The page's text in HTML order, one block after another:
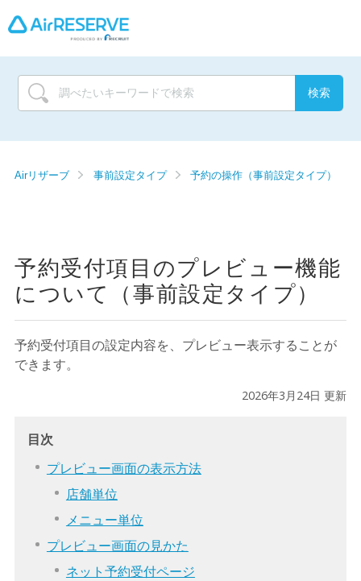
Airリザーブ 事前設定タイプ 予約の操作（事前設定タイプ）
予約受付項目のプレビュー機能
について（事前設定タイプ）
予約受付項目の設定内容を、プレビュー表示することが
できます。
2026年3月24日 更新
目次
プレビュー画面の表示方法
店舗単位
メニュー単位
プレビュー画面の見かた
ネット予約受付ページ